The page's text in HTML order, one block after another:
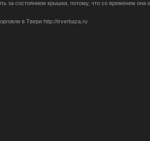
за состоянием крышки, потому, что со временем
в Твери http://trverbaza.ru